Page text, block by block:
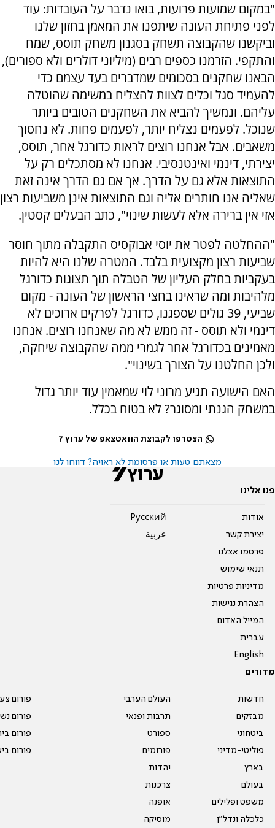
"במקום שמועות פרועות, בואו נדבר על העובדות: עוד
לפני פתיחת העונה שיתפנו את המאמן בחזון שלנו
וביקשנו שהקבוצה תשחק בסגנון משחק תוסס, שמח
והתקפי. הזרמנו כספים רבים (מיליוני דולרים ולא ספורים),
הבאנו שחקנים בסכומים שמדברים בעד עצמם כדי
להעמיד סגל וכלים לצוות להצליח במשימה שהוטלה
עליהם. ונמשיך להביא את השחקנים הטובים ביותר
שנוכל. לפעמים נצליח יותר, לפעמים פחות. לא נחסוך
משאבים. אבל אנחנו רוצים לראות כדורגל אחר, תוסס,
יצירתי, דינמי ואינטנסיבי. אנחנו לא מסתכלים רק על
התוצאות אלא גם על הדרך. אך אם גם הדרך אינה זאת
שאליה אנו חותרים אליה וגם התוצאות אינן משביעות רצון
אזי אין ברירה אלא לעשות שינוי", כתב הבעלים קסטין.
"ההחלטה לפטר את יוסי אבוקסיס התקבלה מתוך חוסר
שביעות רצון מקצועית בלבד. המטרה שלנו היא להיות
בעקביות בחלק העליון של הטבלה תוך תצוגות כדורגל
מלהיבות ומה שראינו בחצי הראשון של העונה - מקום
שביעי, 39 גולים שספגנו, כדורגל לפרקים ארוכים לא
דינמי ולא תוסס - זה ממש לא מה שאנחנו רוצים. אנחנו
מאמינים בכדורגל אחר לגמרי ממה שהקבוצה שיחקה,
ולכן החלטנו על הצורך בשינוי".
האם הישועה תגיע מרוני לוי שמאמין עוד יותר גדול
במשחק הגנתי ומסוגר? לא בטוח בכלל.
הצטרפו לקבוצת הוואטצאפ של ערוץ 7
מצאתם טעות או פרסומת לא ראויה? דווחו לנו
פנו אלינו
אודות
יצירת קשר
פרסמו אצלנו
תנאי שימוש
מדיניות פרטיות
הצהרת נגישות
המייל האדום
עברית
English
Pусский
عربية
מדורים
חדשות
מבזקים
ביטחוני
פוליטי-מדיני
בארץ
בעולם
משפט ופלילים
כלכלה ונדל"ן
העולם הערבי
תרבות ופנאי
ספורט
פורומים
יהדות
צרכנות
אופנה
מוסיקה
פורום
פורום
פורום
פורום